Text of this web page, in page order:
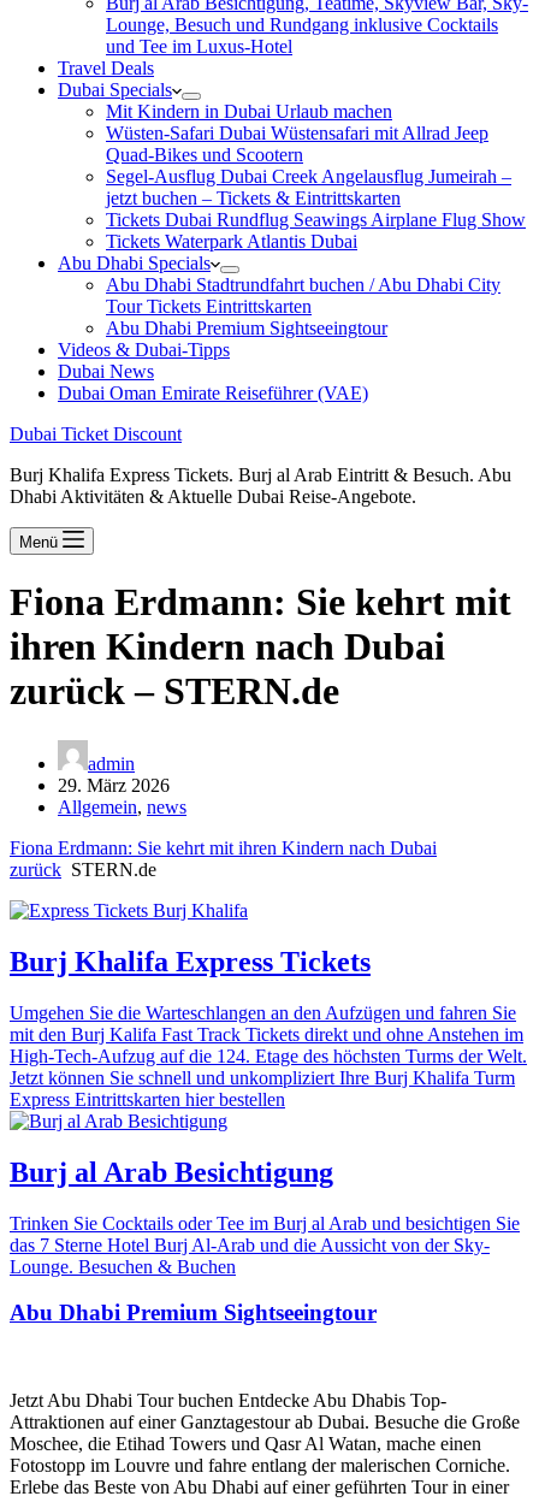
Lounge, Besuch und Rundgang inklusive Cocktails
und Tee im Luxus-Hotel
Travel Deals
Dubai Specials
Mit Kindern in Dubai Urlaub machen
Wüsten-Safari Dubai Wüstensafari mit Allrad Jeep
Quad-Bikes und Scootern
Segel-Ausflug Dubai Creek Angelausflug Jumeirah –
jetzt buchen – Tickets & Eintrittskarten
Tickets Dubai Rundflug Seawings Airplane Flug Show
Tickets Waterpark Atlantis Dubai
Abu Dhabi Specials
Abu Dhabi Stadtrundfahrt buchen / Abu Dhabi City
Tour Tickets Eintrittskarten
Abu Dhabi Premium Sightseeingtour
Videos & Dubai-Tipps
Dubai News
Dubai Oman Emirate Reiseführer (VAE)
Dubai Ticket Discount
Burj Khalifa Express Tickets. Burj al Arab Eintritt & Besuch. Abu
Dhabi Aktivitäten & Aktuelle Dubai Reise-Angebote.
Menü
Fiona Erdmann: Sie kehrt mit
ihren Kindern nach Dubai
zurück – STERN.de
admin
29. März 2026
Allgemein, news
Fiona Erdmann: Sie kehrt mit ihren Kindern nach Dubai
zurück STERN.de
Burj Khalifa Express Tickets
Umgehen Sie die Warteschlangen an den Aufzügen und fahren Sie
mit den Burj Kalifa Fast Track Tickets direkt und ohne Anstehen im
High-Tech-Aufzug auf die 124. Etage des höchsten Turms der Welt.
Jetzt können Sie schnell und unkompliziert Ihre Burj Khalifa Turm
Express Eintrittskarten hier bestellen
Burj al Arab Besichtigung
Trinken Sie Cocktails oder Tee im Burj al Arab und besichtigen Sie
das 7 Sterne Hotel Burj Al-Arab und die Aussicht von der Sky-
Lounge. Besuchen & Buchen
Abu Dhabi Premium Sightseeingtour
Jetzt Abu Dhabi Tour buchen Entdecke Abu Dhabis Top-
Attraktionen auf einer Ganztagestour ab Dubai. Besuche die Große
Moschee, die Etihad Towers und Qasr Al Watan, mache einen
Fotostopp im Louvre und fahre entlang der malerischen Corniche.
Erlebe das Beste von Abu Dhabi auf einer geführten Tour in einer